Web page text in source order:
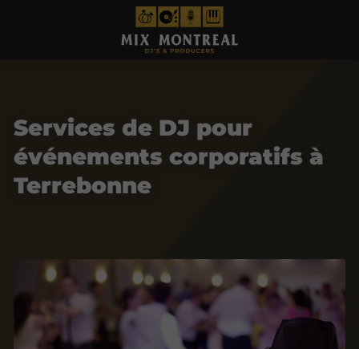
Services de DJ pour
événements corporatifs à
Terrebonne